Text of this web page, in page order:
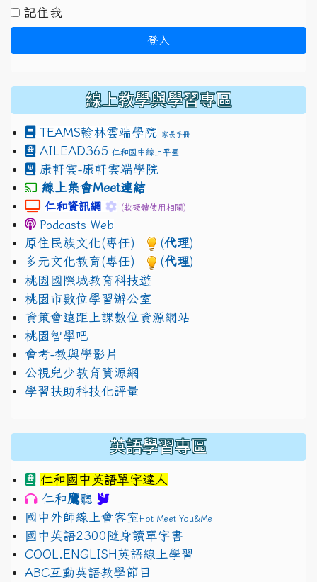
記住我
登入
線上教學與學習專區
TEAMS翰林雲端學院 家長手冊
AILEAD365 仁和國中線上平臺
康軒雲-康軒雲端學院
線上集會Meet連結
link to https://sites.google.com/
仁和資訊網 link to https://sites.google.com/
(軟硬體使用相關)
Podcasts Web
原住民族文化(專任) (代理)
多元文化教育(專任)
(代理)
桃園國際城教育科技遊
桃園市數位學習辦公室
資策會遠距上課數位資源網站
桃園智學吧
會考-教與學影片
公視兒少教育資源網
學習扶助科技化評量
英語學習專區
仁和國中英語單字達人
仁和鷹聽
國中外師線上會客室Hot Meet You&Me
國中英語2300隨身讀單字書
COOL.ENGLISH英語線上學習
ABC互動英語教學節目